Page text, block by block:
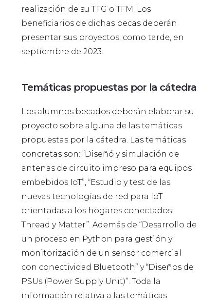
realización de su TFG o TFM. Los
beneficiarios de dichas becas deberán
presentar sus proyectos, como tarde, en
septiembre de 2023.
Temáticas propuestas por la cátedra
Los alumnos becados deberán elaborar su
proyecto sobre alguna de las temáticas
propuestas por la cátedra. Las temáticas
concretas son: “Diseñó y simulación de
antenas de circuito impreso para equipos
embebidos IoT”, “Estudio y test de las
nuevas tecnologías de red para IoT
orientadas a los hogares conectados:
Thread y Matter”. Además de “Desarrollo de
un proceso en Python para gestión y
monitorización de un sensor comercial
con conectividad Bluetooth” y “Diseños de
PSUs (Power Supply Unit)”. Toda la
información relativa a las temáticas